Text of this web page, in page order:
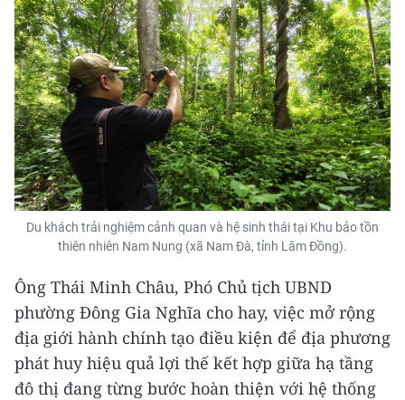
Du khách trải nghiệm cảnh quan và hệ sinh thái tại Khu bảo tồn
thiên nhiên Nam Nung (xã Nam Đà, tỉnh Lâm Đồng).
Ông Thái Minh Châu, Phó Chủ tịch UBND
phường Đông Gia Nghĩa cho hay, việc mở rộng
địa giới hành chính tạo điều kiện để địa phương
phát huy hiệu quả lợi thế kết hợp giữa hạ tầng
đô thị đang từng bước hoàn thiện với hệ thống